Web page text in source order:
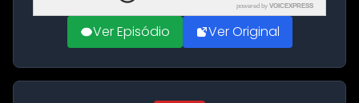
powered by VOICEXPRESS
Ver Episódio Ver Original